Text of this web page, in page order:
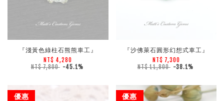
『淺黃色綠柱石熊熊車工』
NT$ 4,280
NT$ 7,800 -45.1%
『沙佛萊石圓形幻想式車工』
NT$ 7,300
NT$ 11,800 -38.1%
優惠 優惠